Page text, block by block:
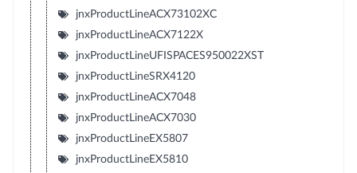
jnxProductLineACX73102XC
jnxProductLineACX7122X
jnxProductLineUFISPACES950022XST
jnxProductLineSRX4120
jnxProductLineACX7048
jnxProductLineACX7030
jnxProductLineEX5807
jnxProductLineEX5810